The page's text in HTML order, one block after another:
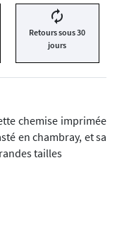
autorenew
Retours sous 30
jours
chemise imprimée
en chambray, et sa
tailles